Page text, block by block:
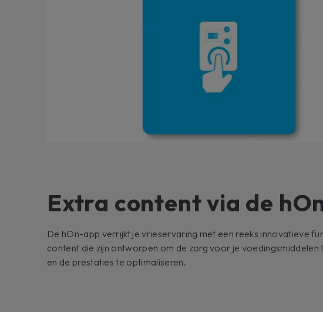
Extra content via de
De hOn-app verrijkt je vrieservaring met een reeks innovatieve
content die zijn ontworpen om de zorg voor je voedingsmiddelen
en de prestaties te optimaliseren.